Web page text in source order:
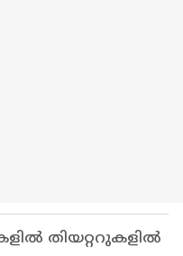
തിയറ്ററുകളില്‍